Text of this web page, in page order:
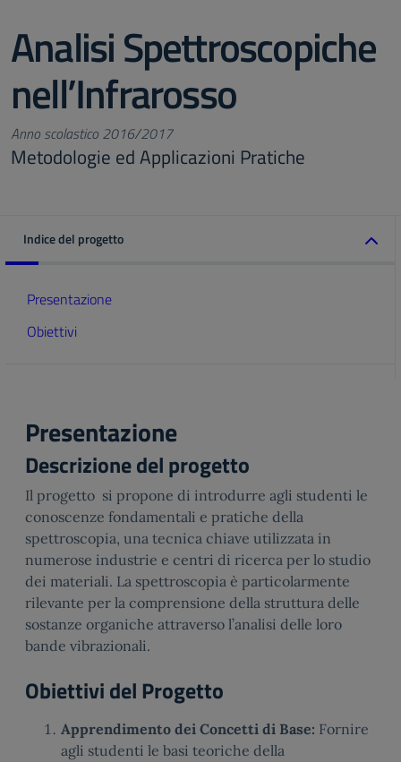
Analisi Spettroscopiche
nell’Infrarosso
Anno scolastico 2016/2017
Metodologie ed Applicazioni Pratiche
Indice del progetto
Presentazione
Obiettivi
Presentazione
Descrizione del progetto
Il progetto si propone di introdurre agli studenti le
conoscenze fondamentali e pratiche della
spettroscopia, una tecnica chiave utilizzata in
numerose industrie e centri di ricerca per lo studio
dei materiali. La spettroscopia è particolarmente
rilevante per la comprensione della struttura delle
sostanze organiche attraverso l’analisi delle loro
bande vibrazionali.
Obiettivi del Progetto
Apprendimento dei Concetti di Base: Fornire
agli studenti le basi teoriche della